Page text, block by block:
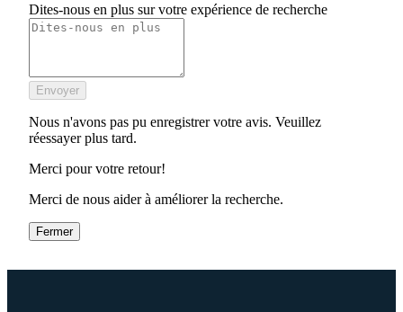
Dites-nous en plus sur votre expérience de recherche
Envoyer
Nous n'avons pas pu enregistrer votre avis. Veuillez
réessayer plus tard.
Merci pour votre retour!
Merci de nous aider à améliorer la recherche.
Fermer